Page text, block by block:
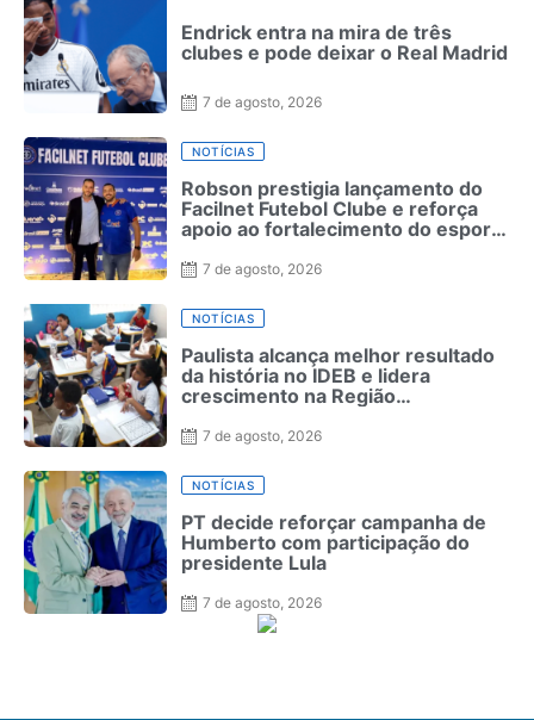
Endrick entra na mira de três
clubes e pode deixar o Real Madrid
7 de agosto, 2026
NOTÍCIAS
Robson prestigia lançamento do
Facilnet Futebol Clube e reforça
apoio ao fortalecimento do esporte
7 de agosto, 2026
NOTÍCIAS
Paulista alcança melhor resultado
da história no IDEB e lidera
crescimento na Região
7 de agosto, 2026
NOTÍCIAS
PT decide reforçar campanha de
Humberto com participação do
presidente Lula
7 de agosto, 2026